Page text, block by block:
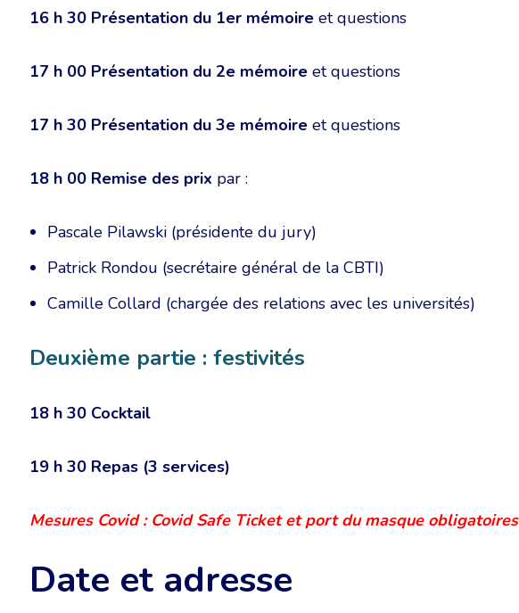
16 h 30 Présentation du 1er mémoire et questions
17 h 00 Présentation du 2e mémoire et questions
17 h 30 Présentation du 3e mémoire et questions
18 h 00 Remise des prix par :
Pascale Pilawski (présidente du jury)
Patrick Rondou (secrétaire général de la CBTI)
Camille Collard (chargée des relations avec les universités)
Deuxième partie : festivités
18 h 30 Cocktail
19 h 30 Repas (3 services)
Mesures Covid : Covid Safe Ticket et port du masque obligatoires
Date et adresse